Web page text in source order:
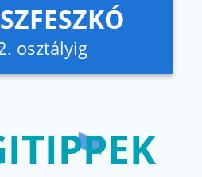
osztályig